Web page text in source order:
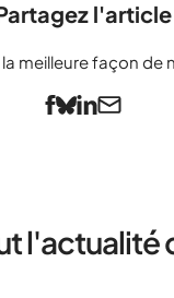
l'article
meilleure façon de
l'actualité